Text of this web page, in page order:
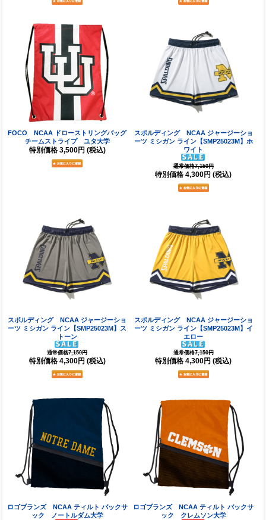
FOCO NCAA ドローストリングバッグ
チームストライプ ユタ大学
特別価格 3,500円 (税込)
スポルディング NCAA ジャージーショ
ーツ ミシガン ライン【SMP25023M】ホ
ワイト
通常価格7,150円
特別価格 4,300円 (税込)
スポルディング NCAA ジャージーショ
ーツ ミシガン ライン【SMP25023M】ス
トーン
通常価格7,150円
特別価格 4,300円 (税込)
スポルディング NCAA ジャージーショ
ーツ ミシガン ライン【SMP25023M】イ
エロー
通常価格7,150円
特別価格 4,300円 (税込)
ロゴブランズ NCAA ティルト バックサ
ック ノートルダム大学
ロゴブランズ NCAA ティルト バックサ
ック クレムソン大学